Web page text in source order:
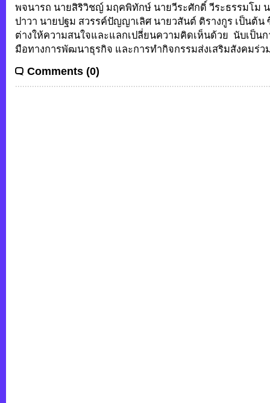
พจนารถ นายสิริวิชญ์ มฤคพิทักษ์ นายวีระศักดิ์ วีระธรรมโม
ปาวา นายปฐม สวรรค์ปัญญาเลิศ นายวสันต์ ติรางกูร เป็นต้น
ต่างให้ความสนใจและแลกเปลี่ยนความคิดเห็นด้วย นับเป็นก
มือทางการพัฒนาธุรกิจ และการทำกิจกรรมส่งเสริมสังคมร่
Comments (0)